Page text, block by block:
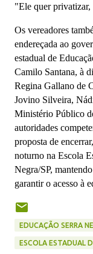
"Ele quer privatizar,
Os vereadores
endereçada ao
estadual de
Camilo Santana, à
Regina Gallano de
Jovino Silveira,
Ministério Público
autoridades
proposta de
noturno na Escola
Negra/SP,
garantir o acesso à
EDUCAÇÃO SERRA
ESCOLA ESTADUAL